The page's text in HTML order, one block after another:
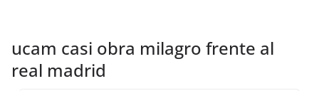
ucam casi obra milagro frente al
real madrid